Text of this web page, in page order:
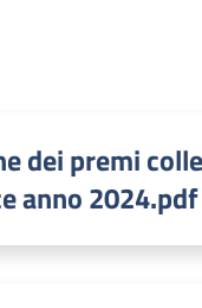
dei premi
anno 2024.pdf